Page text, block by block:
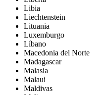
Libia
Liechtenstein
Lituania
Luxemburgo
Líbano
Macedonia del Norte
Madagascar
Malasia
Malaui
Maldivas